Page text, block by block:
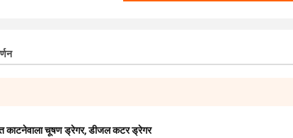
काटनेवाला चूषण ड्रेगर,डीजल कटर ड्रेगर